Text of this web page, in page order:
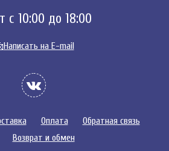
с 10:00 до 18:00
Написать на E-mail
Оплата
Обратная связь
Возврат и обмен